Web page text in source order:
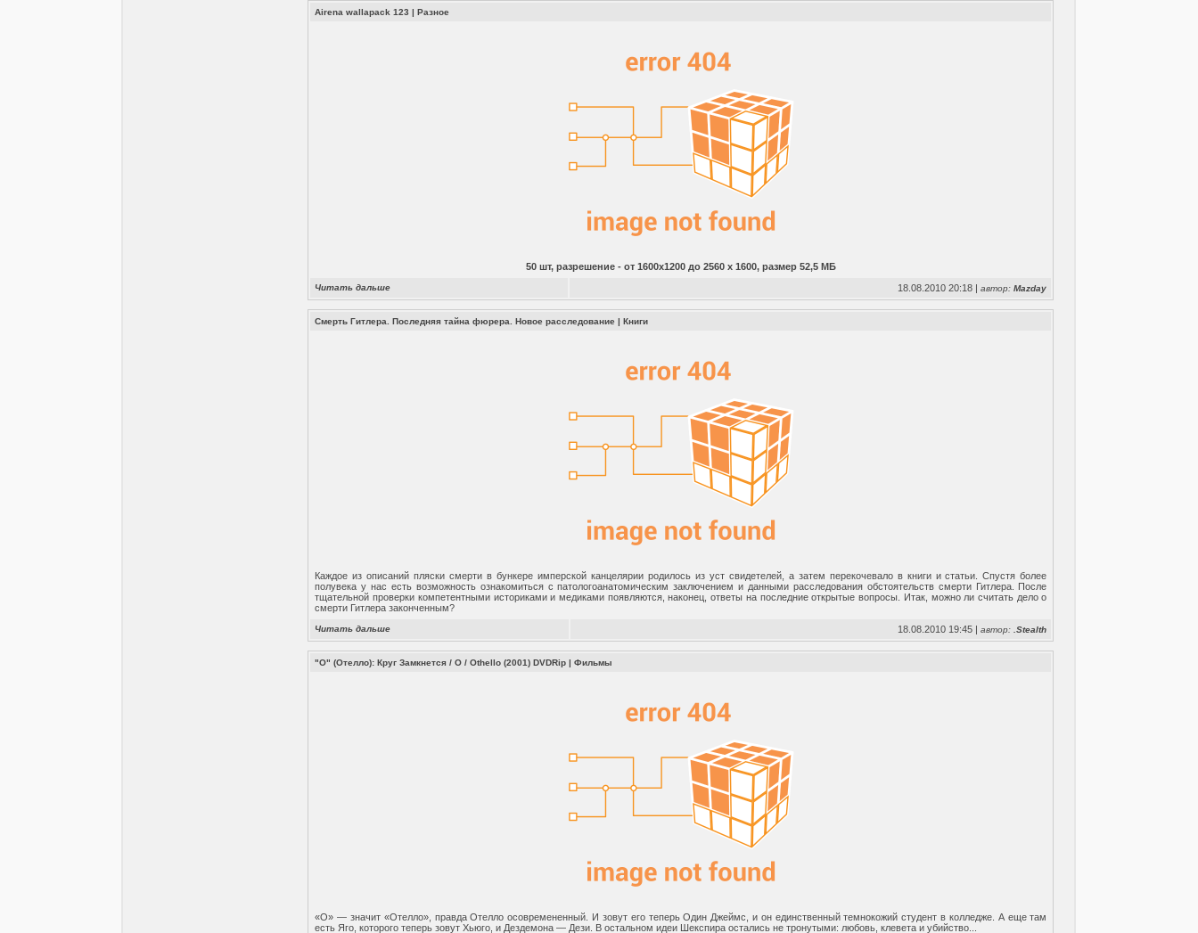
Airena wallapack 123 |Разное
50 шт, разрешение - от 1600х1200 до 2560 x 1600, размер 52,5 МБ
Читать дальше 18.08.2010 20:18 |автор:Mazday
Смерть Гитлера. Последняя тайна фюрера. Новое расследование |Книги
Каждое из описаний пляски смерти в бункере имперской канцелярии родилось из уст свидетелей, а затем перекочевало в книги и статьи. Спустя более
полувека у нас есть возможность ознакомиться с патологоанатомическим заключением и данными расследования обстоятельств смерти Гитлера. После
тщательной проверки компетентными историками и медиками появляются, наконец, ответы на последние открытые вопросы. Итак, можно ли считать дело о
смерти Гитлера законченным?
Читать дальше 18.08.2010 19:45 |автор: .Stealth
"О" (Отелло): Круг Замкнется / O / Othello (2001) DVDRip |Фильмы
«О» — значит «Отелло», правда Отелло осовремененный. И зовут его теперь Один Джеймс, и он единственный темнокожий студент в колледже. А еще там
есть Яго, которого теперь зовут Хьюго, и Дездемона — Дези. В остальном идеи Шекспира остались не тронутыми: любовь, клевета и убийство...